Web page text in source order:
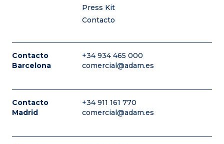
Press Kit
Contacto
Contacto
Barcelona
+34 934 465 000
comercial@adam.es
Contacto
Madrid
+34 911 161 770
comercial@adam.es